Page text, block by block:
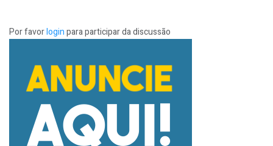
Por favorloginpara participar da discussão